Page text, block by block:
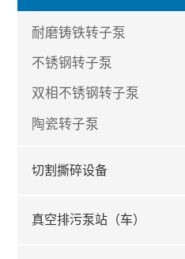
耐磨铸铁转子泵
不锈钢转子泵
双相不锈钢转子泵
陶瓷转子泵
切割撕碎设备
真空排污泵站（车）